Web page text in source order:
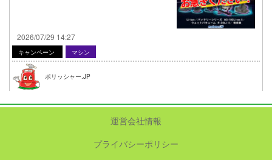
2026/07/29 14:27
キャンペーン マシン
ポリッシャー.JP
運営会社情報
プライバシーポリシー